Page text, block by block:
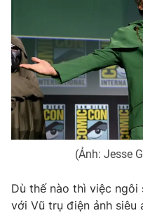
Chuyên mục khác
Emagazine
Photo
VTV Money
(Ảnh: Jesse
Dù thế nào thì việc ngôi
với Vũ trụ điện ảnh siêu